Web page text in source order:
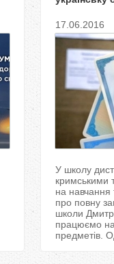
17.06.2016
У школу
кримськими
на навчання
про повну
школи
працюємо
предметів.